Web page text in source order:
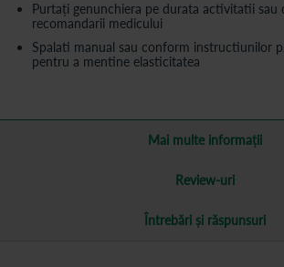
Purtați genunchiera pe durata activitatii sau
recomandarii medicului
Spalati manual sau conform instructiunilor
pentru a mentine elasticitatea
Mai multe informații
Review-uri
Întrebări și răspunsuri